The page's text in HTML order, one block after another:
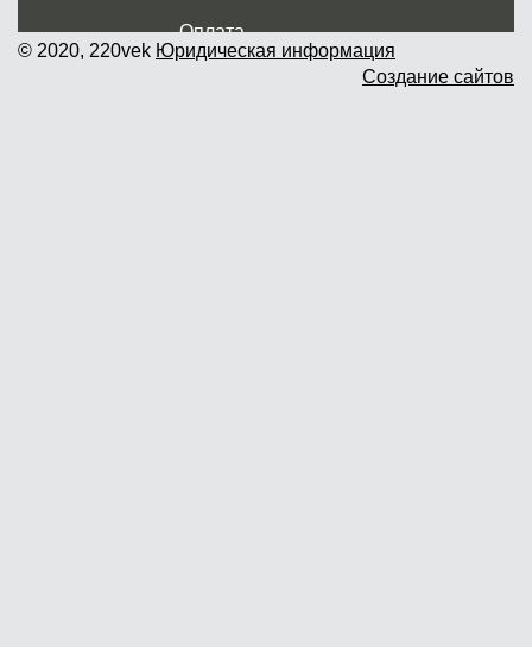
Оплата
Доставка и самовывоз
© 2020, 220vek Юридическая информация
Создание сайтов